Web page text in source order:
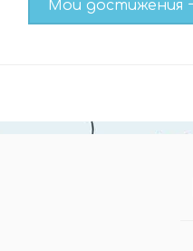
Мои достижения